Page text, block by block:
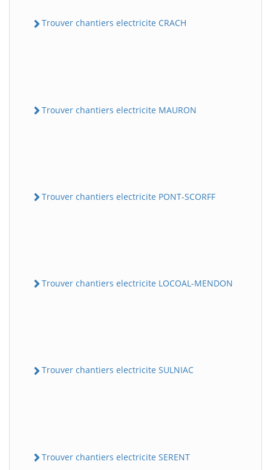
Trouver chantiers electricite CRACH
Trouver chantiers electricite MAURON
Trouver chantiers electricite PONT-SCORFF
Trouver chantiers electricite LOCOAL-MENDON
Trouver chantiers electricite SULNIAC
Trouver chantiers electricite SERENT